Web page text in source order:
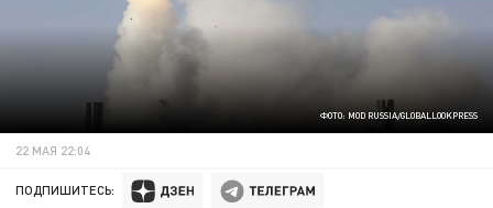
ФОТО: MOD RUSSIA/GLOBALLOOKPRESS
22 МАЯ 22:04
ПОДПИШИТЕСЬ: